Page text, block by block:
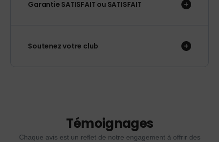
Garantie SATISFAIT ou SATISFAIT
Soutenez votre club
Témoignages
Chaque avis est un reflet de notre engagement à offrir des